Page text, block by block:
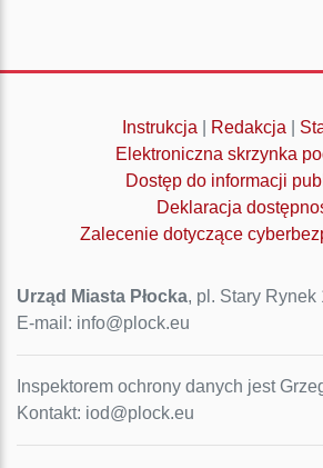
Instrukcja Redakcja
Elektroniczna skrzynka
Dostęp do informacji
Deklaracja
Zalecenie dotyczące
Urząd Miasta Płocka, pl. Stary Rynek
E-mail: info@plock.eu
Inspektorem ochrony danych jest
Kontakt: iod@plock.eu